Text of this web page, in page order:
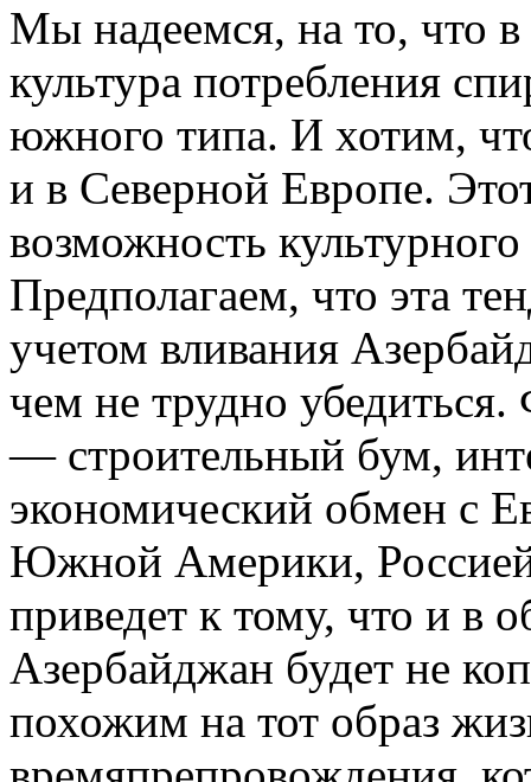
Мы надеемся, на то, что
культура потребления
южного типа. И хотим,
и в Северной Европе.
возможность
Предполагаем, что эта
учетом вливания
чем не трудно
— строительный бум,
экономический обмен с
Южной Америки,
приведет к тому, что и в
Азербайджан будет не
похожим на тот образ